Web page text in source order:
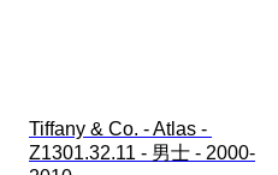
Tiffany & Co. - Atlas -
Z1301.32.11 - 男士 - 2000-